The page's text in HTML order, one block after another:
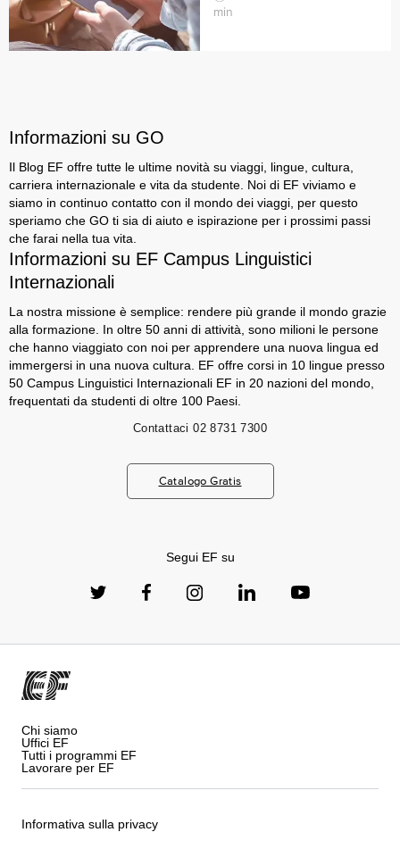
min
Informazioni su GO
Il Blog EF offre tutte le ultime novità su viaggi, lingue, cultura,
carriera internazionale e vita da studente. Noi di EF viviamo e
siamo in continuo contatto con il mondo dei viaggi, per questo
speriamo che GO ti sia di aiuto e ispirazione per i prossimi passi
che farai nella tua vita.
Informazioni su EF Campus Linguistici
Internazionali
La nostra missione è semplice: rendere più grande il mondo grazie
alla formazione. In oltre 50 anni di attività, sono milioni le persone
che hanno viaggiato con noi per apprendere una nuova lingua ed
immergersi in una nuova cultura. EF offre corsi in 10 lingue presso
50 Campus Linguistici Internazionali EF in 20 nazioni del mondo,
frequentati da studenti di oltre 100 Paesi.
Contattaci 02 8731 7300
Catalogo Gratis
Segui EF su
Chi siamo
Uffici EF
Tutti i programmi EF
Lavorare per EF
Informativa sulla privacy